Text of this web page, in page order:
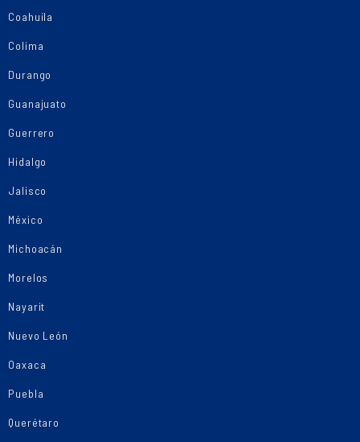
Coahuila
Colima
Durango
Guanajuato
Guerrero
Hidalgo
Jalisco
México
Michoacán
Morelos
Nayarit
Nuevo León
Oaxaca
Puebla
Querétaro